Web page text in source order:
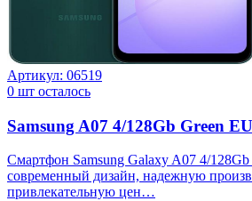
Артикул: 06519
0 шт осталось
Samsung A07 4/128Gb Green EU
Смартфон Samsung Galaxy A07 4/128Gb
современный дизайн, надежную
привлекательную цен…